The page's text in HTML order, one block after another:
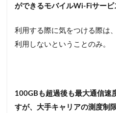
て
プロ
Fiは
店舗
ができるモバイルWi-Fiサービ
利用する際に気をつける際は
利用しないということのみ。
100GBも超過後も最大通信速
すが、大手キャリアの測度制